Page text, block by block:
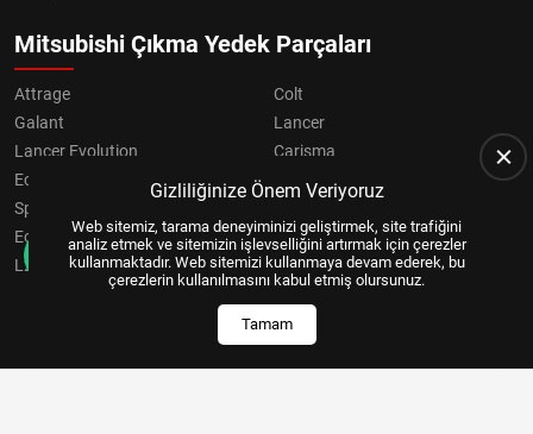
Mitsubishi Çıkma Yedek Parçaları
Attrage
Colt
Galant
Lancer
Lancer Evolution
Carisma
Eclipse
Grandis
Space Star
Eclipse Cross
OUTLANDER
L200
Pajero
Gizliliğinize Önem Veriyoruz
Web sitemiz, tarama deneyiminizi geliştirmek, site trafiğini
analiz etmek ve sitemizin işlevselliğini artırmak için çerezler
kullanmaktadır. Web sitemizi kullanmaya devam ederek, bu
çerezlerin kullanılmasını kabul etmiş olursunuz.
Tamam